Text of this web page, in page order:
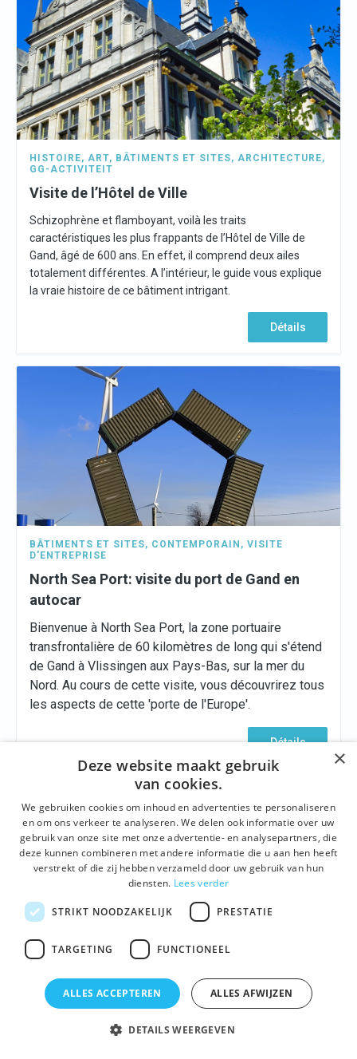
HISTOIRE, ART, BÂTIMENTS ET SITES, ARCHITECTURE,
GG-ACTIVITEIT
Visite de l’Hôtel de Ville
Schizophrène et flamboyant, voilà les traits
caractéristiques les plus frappants de l’Hôtel de Ville de
Gand, âgé de 600 ans. En effet, il comprend deux ailes
totalement différentes. A l’intérieur, le guide vous explique
la vraie histoire de ce bâtiment intrigant.
Détails
BÂTIMENTS ET SITES, CONTEMPORAIN , VISITE
D'ENTREPRISE
North Sea Port: visite du port de Gand en
autocar
Bienvenue à North Sea Port, la zone portuaire
transfrontalière de 60 kilomètres de long qui s'étend
de Gand à Vlissingen aux Pays-Bas, sur la mer du
Nord. Au cours de cette visite, vous découvrirez tous
les aspects de cette 'porte de l'Europe'.
Détails
CULTURE DÉTENTE,CONTEMPORAIN
Visite d’entreprise chez Filliers Distillery
Beaucoup plus que le genièvre de grain, la gamme
comprend également le gin, le whisky et la vodka.
×
Deze website maakt gebruik
van cookies.
We gebruiken cookies om inhoud en advertenties te personaliseren
en om ons verkeer te analyseren. We delen ook informatie over uw
gebruik van onze site met onze advertentie- en analysepartners, die
deze kunnen combineren met andere informatie die u aan hen heeft
verstrekt of die zij hebben verzameld door uw gebruik van hun
diensten. Lees verder
STRIKT NOODZAKELIJK PRESTATIE
TARGETING FUNCTIONEEL
ALLES ACCEPTEREN ALLES AFWIJZEN
DETAILS WEERGEVEN